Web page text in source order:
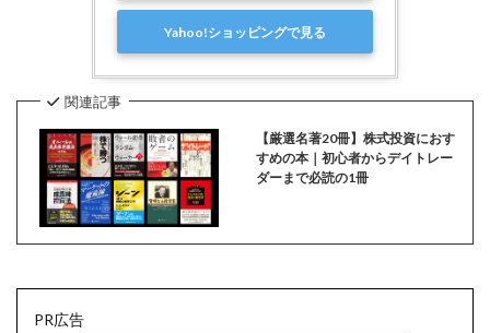
Yahoo!ショッピングで見る
関連記事
【厳選名著20冊】株式投資におす
すめの本｜初心者からデイトレー
ダーまで必読の1冊
PR広告